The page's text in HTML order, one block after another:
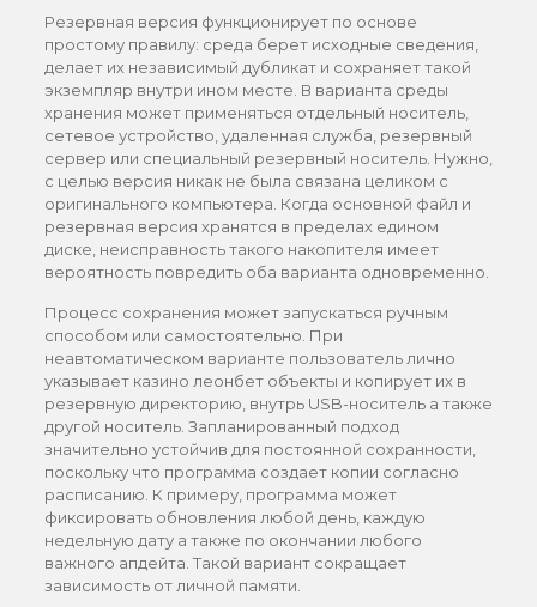
Резервная версия функционирует по основе
простому правилу: среда берет исходные сведения,
делает их независимый дубликат и сохраняет такой
экземпляр внутри ином месте. В варианта среды
хранения может применяться отдельный носитель,
сетевое устройство, удаленная служба, резервный
сервер или специальный резервный носитель. Нужно,
с целью версия никак не была связана целиком с
оригинального компьютера. Когда основной файл и
резервная версия хранятся в пределах едином
диске, неисправность такого накопителя имеет
вероятность повредить оба варианта одновременно.
Процесс сохранения может запускаться ручным
способом или самостоятельно. При
неавтоматическом варианте пользователь лично
указывает казино леонбет объекты и копирует их в
резервную директорию, внутрь USB-носитель а также
другой носитель. Запланированный подход
значительно устойчив для постоянной сохранности,
поскольку что программа создает копии согласно
расписанию. К примеру, программа может
фиксировать обновления любой день, каждую
недельную дату а также по окончании любого
важного апдейта. Такой вариант сокращает
зависимость от личной памяти.